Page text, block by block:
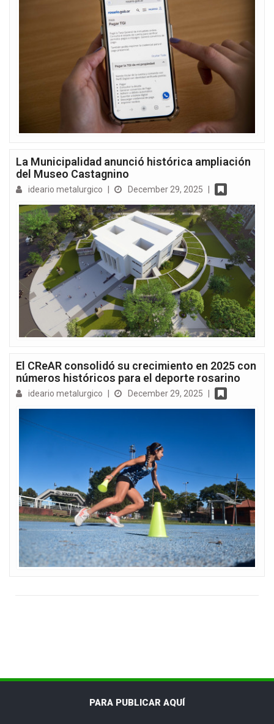
La Municipalidad anunció histórica ampliación
del Museo Castagnino
ideario metalurgico December 29, 2025
El CReAR consolidó su crecimiento en 2025 con
números históricos para el deporte rosarino
ideario metalurgico December 29, 2025
PARA PUBLICAR AQUÍ